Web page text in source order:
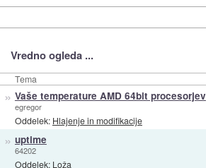
Vredno ogleda ...
Tema
» Vaše temperature AMD 64bit procesorjev
egregor
Oddelek: Hlajenje in modifikacije
» uptime
64202
Oddelek: Loža